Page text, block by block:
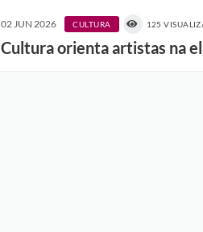
02 JUN 2026 CULTURA 125
Cultura orienta artistas na